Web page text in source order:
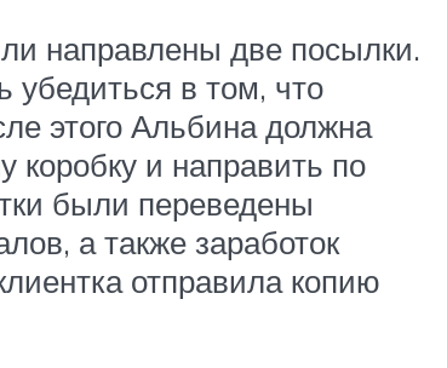
направлены две посылки.
в том, что
этого Альбина должна
коробку и направить по
были переведены
а также заработок
отправила копию